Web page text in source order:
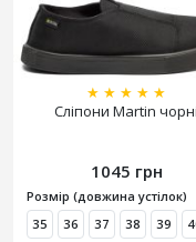
★ ★ ★ ★ ★
Сліпони Martin чорні
1045 грн
Розмір (довжина устілок)
35
36 37 38 39